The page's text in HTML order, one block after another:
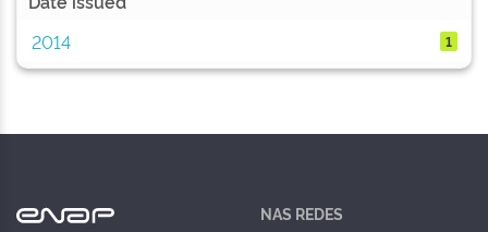
2014
1
NAS REDES